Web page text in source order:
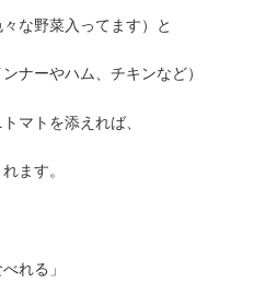
な野菜入ってます）と
ナーやハム、チキンなど）
マトを添えれば、
ます。
れる」